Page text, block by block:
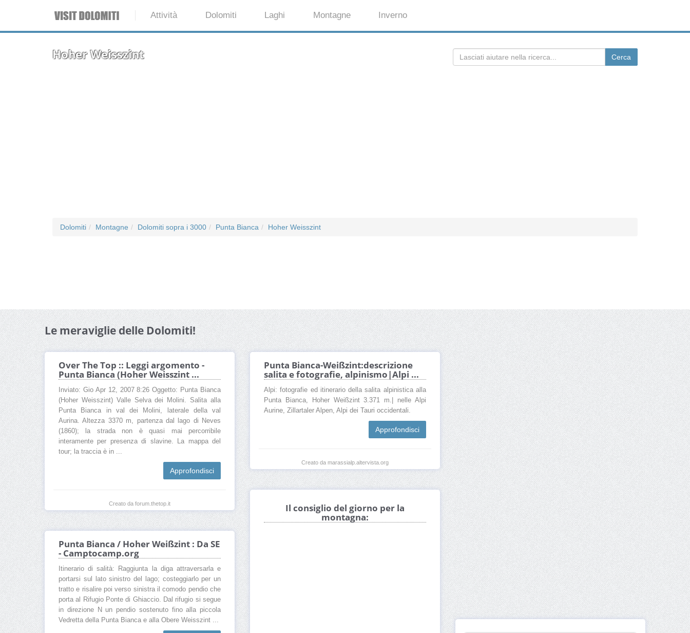
Attività Dolomiti Laghi Montagne Inverno
Hoher Weisszint
Dolomiti Montagne Dolomiti sopra i 3000 Punta Bianca Hoher Weisszint
Le meraviglie delle Dolomiti!
Over The Top :: Leggi argomento -
Punta Bianca (Hoher Weisszint ...
Inviato: Gio Apr 12, 2007 8:26 Oggetto: Punta Bianca
(Hoher Weisszint) Valle Selva dei Molini. Salita alla
Punta Bianca in val dei Molini, laterale della val
Aurina. Altezza 3370 m, partenza dal lago di Neves
(1860); la strada non è quasi mai percorribile
interamente per presenza di slavine. La mappa del
tour; la traccia è in ...
Approfondisci
Creato da forum.thetop.it
Punta Bianca-Weißzint:descrizione
salita e fotografie, alpinismo|Alpi ...
Alpi: fotografie ed itinerario della salita alpinistica alla
Punta Bianca, Hoher Weißzint 3.371 m.| nelle Alpi
Aurine, Zillartaler Alpen, Alpi dei Tauri occidentali.
Approfondisci
Creato da marassialp.altervista.org
Il consiglio del giorno per la
montagna:
Punta Bianca / Hoher Weißzint : Da SE
- Camptocamp.org
Itinerario di salità: Raggiunta la diga attraversarla e
portarsi sul lato sinistro del lago; costeggiarlo per un
tratto e risalire poi verso sinistra il comodo pendio che
porta al Rifugio Ponte di Ghiaccio. Dal rifugio si segue
in direzione N un pendio sostenuto fino alla piccola
Vedretta della Punta Bianca e alla Obere Weisszint ...